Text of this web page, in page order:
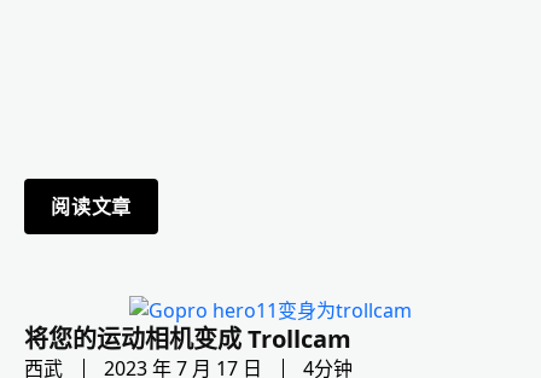
阅读文章
将您的运动相机变成 Trollcam
西武 2023 年 7 月 17 日
4分钟